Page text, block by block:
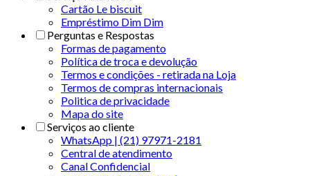
Cartão Le biscuit
Empréstimo Dim Dim
Perguntas e Respostas
Formas de pagamento
Política de troca e devolução
Termos e condições - retirada na Loja
Termos de compras internacionais
Politica de privacidade
Mapa do site
Serviços ao cliente
WhatsApp | (21) 97971-2181
Central de atendimento
Canal Confidencial